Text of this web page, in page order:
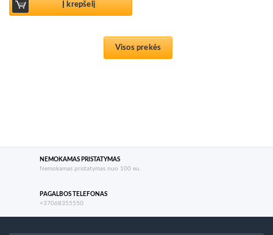
Į krepšelį
Visos prekės
NEMOKAMAS PRISTATYMAS
Nemokamas pristatymas nuo 100 eu.
PAGALBOS TELEFONAS
+37068355550